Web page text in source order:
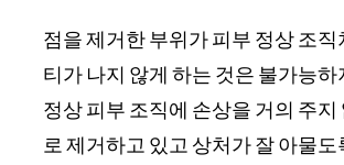
점을 제거한 부위가 피부 정상 조직
티가 나지 않게 하는 것은 불가능
정상 피부 조직에 손상을 거의 주지
로 제거하고 있고 상처가 잘 아물도